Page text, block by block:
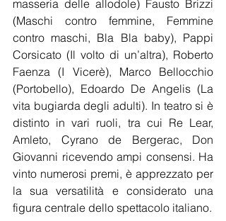
masseria delle allodole) Fausto Brizzi
(Maschi contro femmine, Femmine
contro maschi, Bla Bla baby), Pappi
Corsicato (Il volto di un’altra), Roberto
Faenza (I Vicerè), Marco Bellocchio
(Portobello), Edoardo De Angelis (La
vita bugiarda degli adulti). In teatro si è
distinto in vari ruoli, tra cui Re Lear,
Amleto, Cyrano de Bergerac, Don
Giovanni ricevendo ampi consensi. Ha
vinto numerosi premi, è apprezzato per
la sua versatilità e considerato una
figura centrale dello spettacolo italiano.